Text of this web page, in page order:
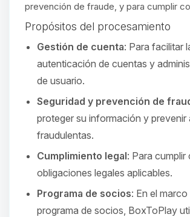
prevención de fraude, y para cumplir
Propósitos del procesamiento
Gestión de cuenta: Para facilitar
autenticación de cuentas y
de usuario.
Seguridad y prevención de
proteger su información y prevenir
fraudulentas.
Cumplimiento legal: Para cumplir
obligaciones legales aplicables.
Programa de socios: En el marco
programa de socios, BoxToPlay